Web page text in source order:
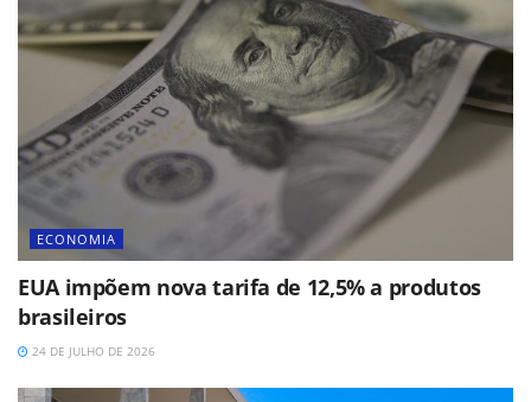
ECONOMIA
EUA impõem nova tarifa de 12,5% a produtos
brasileiros
24 DE JULHO DE 2026